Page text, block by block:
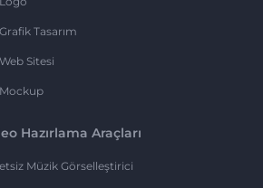
Grafik Tasarım
Web Sitesi
Mockup
Hazırlama Araçları
Müzik Görselleştirici